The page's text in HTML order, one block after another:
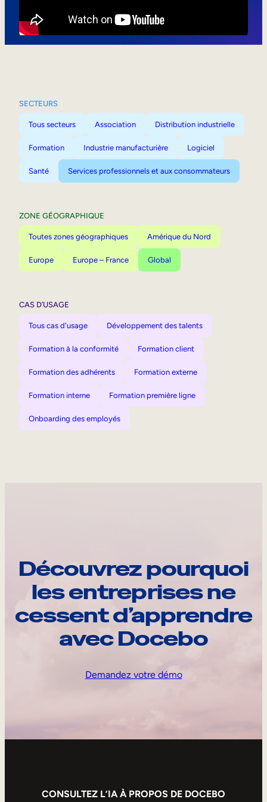
SECTEURS
Tous secteurs Association Distribution industrielle
Formation Industrie manufacturière Logiciel
Santé Services professionnels et aux consommateurs
ZONE GÉOGRAPHIQUE
Toutes zones géographiques Amérique du Nord
Europe Europe – France Global
CAS D’USAGE
Tous cas d'usage Développement des talents
Formation à la conformité Formation client
Formation des adhérents Formation externe
Formation interne Formation première ligne
Onboarding des employés
Découvrez pourquoi
les entreprises ne
cessent d’apprendre
avec Docebo
Demandez votre démo
CONSULTEZ L’IA À PROPOS DE DOCEBO